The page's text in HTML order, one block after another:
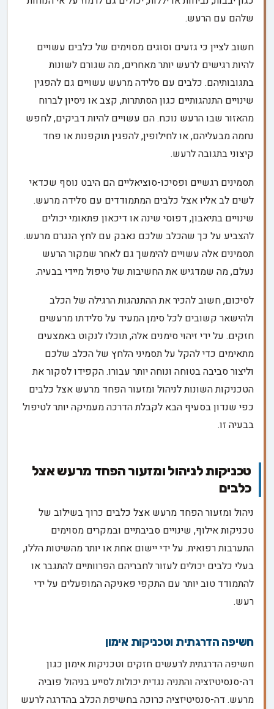
שלהם עם הרעש.
חשוב לציין כי גזעים וסוגים מסוימים של כלבים עשויים
להיות רגישים לרעש יותר מאחרים, מה שגורם לשונות
בתגובותיהם. כלבים עם סלידה מרעש עשויים גם להפגין
שינויים התנהגותיים כגון הסתתרות, קצב או ניסיון לברוח
מהאזור שבו הרעש נוכח. הם עשויים להיות דביקים, לחפש
נחמה מבעליהם, או לחילופין, להפגין תוקפנות או פחד
קיצוני בתגובה לרעש.
תסמינים רגשיים ופסיכו-סוציאליים הם היבט נוסף שכדאי
לשים לב אליו אצל כלבים המתמודדים עם סלידה מרעש.
שינויים בתיאבון, דפוסי שינה או דיכאון פתאומי יכולים
להצביע על כך שהכלב שלכם נאבק עם לחץ הנגרם מרעש.
תסמינים אלה עשויים להימשך גם לאחר שמקור הרעש
נעלם, מה שמדגיש את החשיבות של טיפול מיידי בבעיה.
לסיכום, חשוב להכיר את ההתנהגות הרגילה של הכלב
ולהישאר קשובים לכל סימן המעיד על סלידתו מרעשים
חזקים. על ידי זיהוי סימנים אלה, תוכלו לנקוט באמצעים
מתאימים כדי להקל על תסמיני הלחץ של הכלב שלכם
וליצור סביבה בטוחה ונוחה יותר עבורו. הקפידו לסקור את
הטכניקות השונות לניהול ומזעור הפחד מרעש אצל כלבים
כפי שנדון בסעיף הבא לקבלת הדרכה מעמיקה יותר לטיפול
בבעיה זו.
טכניקות לניהול ומזעור הפחד מרעש אצל
כלבים
ניהול ומזעור הפחד מרעש אצל כלבים כרוך בשילוב של
טכניקות אילוף, שינויים סביבתיים ובמקרים מסוימים
התערבות רפואית. על ידי יישום אחת או יותר מהשיטות הללו,
בעלי כלבים יכולים לעזור לחבריהם הפרוותיים להתגבר או
להתמודד טוב יותר עם התקפי פאניקה המופעלים על ידי
רעש.
חשיפה הדרגתית וטכניקות אימון
חשיפה הדרגתית לרעשים חזקים וטכניקות אימון כגון
דה-סנסיטיזציה והתניה נגדית יכולות לסייע בניהול פוביה
מרעש. דה-סנסיטיזציה כרוכה בחשיפת הכלב בהדרגה לרעש